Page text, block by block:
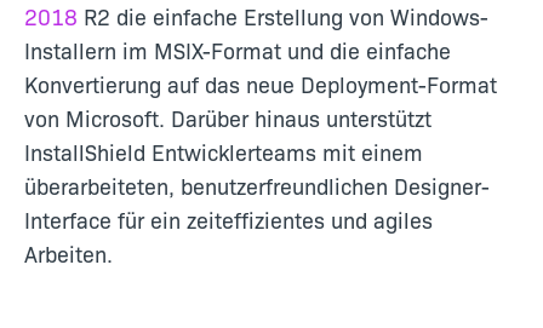
2018 R2 die einfache Erstellung von Windows-
Installern im MSIX-Format und die einfache
Konvertierung auf das neue Deployment-Format
von Microsoft. Darüber hinaus unterstützt
InstallShield Entwicklerteams mit einem
überarbeiteten, benutzerfreundlichen Designer-
Interface für ein zeiteffizientes und agiles
Arbeiten.